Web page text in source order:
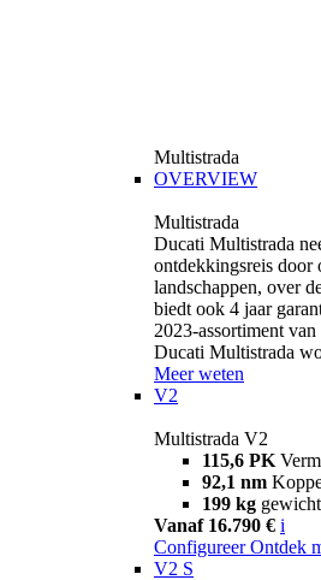
Multistrada
OVERVIEW
Multistrada
Ducati Multistrada
ontdekkingsreis door
landschappen, over
biedt ook 4 jaar
2023-assortiment
Ducati Multistrada
Meer weten
V2
Multistrada V2
115,6 PK
92,1 nm
199 kg gewicht
Vanaf 16.790 € i
Configureer Ontdek
V2 S